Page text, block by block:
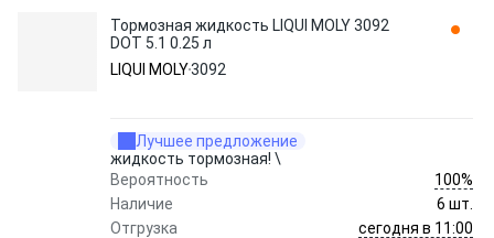
Тормозная жидкость LIQUI MOLY 3092
DOT 5.1 0.25 л
LIQUI MOLY3092
Лучшее предложение
жидкость тормозная! \
Вероятность
100%
Наличие
6 шт.
Отгрузка
сегодня в 11:00